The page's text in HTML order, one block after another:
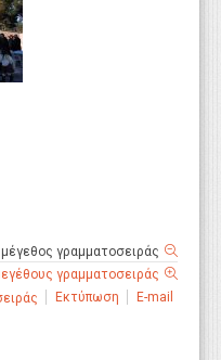
μέγεθος γραμματοσειράς
Εκτύπωση E-mail